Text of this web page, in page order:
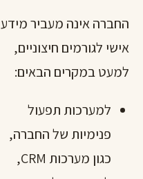
החברה אינה מעביר מידע
אישי לגורמים חיצוניים,
למעט במקרים הבאים:
למערכות תפעול
פנימיות של החברה,
כגון מערכות CRM,